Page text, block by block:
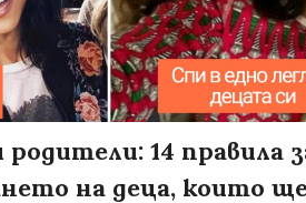
родители: 14 правила
на деца, които